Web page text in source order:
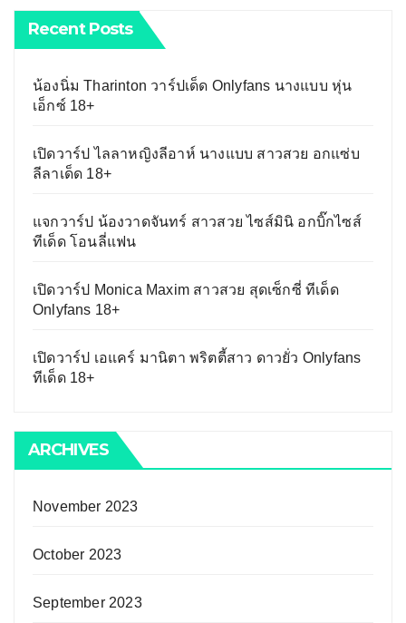
Recent Posts
น้องนิ่ม Tharinton วาร์ปเด็ด Onlyfans นางแบบ หุ่น
เอ็กซ์ 18+
เปิดวาร์ป ไลลาหญิงลีอาห์ นางแบบ สาวสวย อกแซ่บ
ลีลาเด็ด 18+
แจกวาร์ป น้องวาดจันทร์ สาวสวย ไซส์มินิ อกบิ๊กไซส์
ทีเด็ด โอนลี่แฟน
เปิดวาร์ป Monica Maxim สาวสวย สุดเซ็กซี่ ทีเด็ด
Onlyfans 18+
เปิดวาร์ป เอแคร์ มานิตา พริตตี้สาว ดาวยั่ว Onlyfans
ทีเด็ด 18+
ARCHIVES
November 2023
October 2023
September 2023